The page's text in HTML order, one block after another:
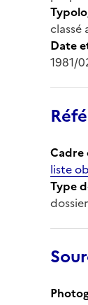
Date
1981/
Cadre
liste
Type